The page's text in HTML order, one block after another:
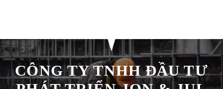
CÔNG TY TNHH ĐẦU TƯ